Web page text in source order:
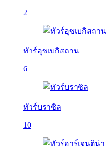
2
ทัวร์อุซเบกิสถาน
6
ทัวร์บราซิล
10